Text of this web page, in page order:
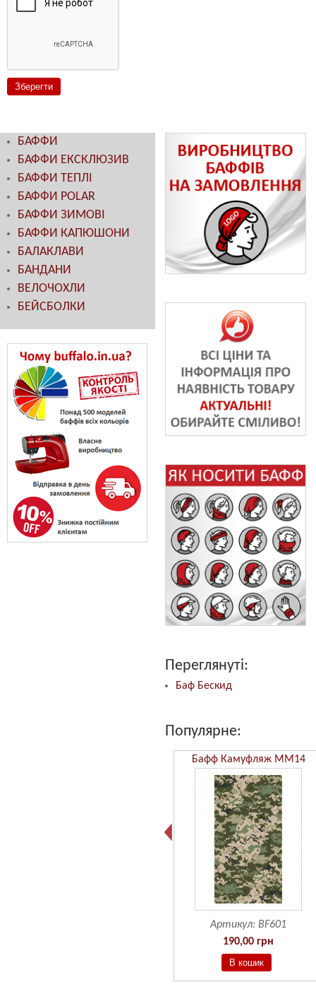
БАФФИ
БАФФИ ЕКСКЛЮЗИВ
БАФФИ ТЕПЛІ
БАФФИ POLAR
БАФФИ ЗИМОВІ
БАФФИ КАПЮШОНИ
БАЛАКЛАВИ
БАНДАНИ
ВЕЛОЧОХЛИ
БЕЙСБОЛКИ
Переглянуті:
Баф Бескид
Популярне:
Бафф Камуфляж ММ14
Артикул: BF601
190,00 грн